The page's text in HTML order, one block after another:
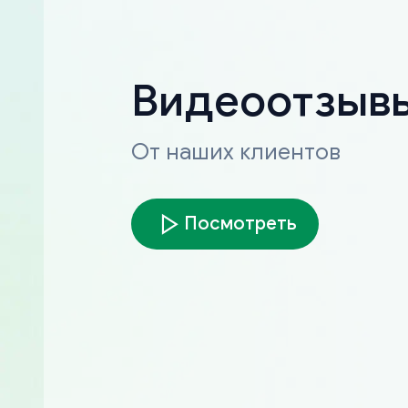
От наших клиентов
Посмотреть